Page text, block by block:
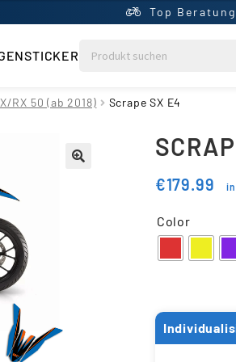
Top Beratung
RX 50 (ab 2018) Scrape SX E4
€179.99
Color